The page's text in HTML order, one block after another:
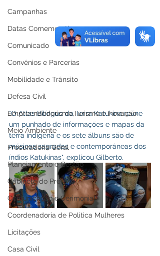
Campanhas
Datas Comemorativas
Comunicado
Convênios e Parcerias
Mobilidade e Trânsito
Defesa Civil
Empreendedorismo,Turismo e Inovação
Meio Ambiente
Procuradoria Geral
Planejamento e Gestão
Gabinete do Prefeito
Comunicação e Cerimonial
Coordenadoria de Politica Mulheres
Licitações
Casa Civil
"O Atlas Bilíngue da Terra Katukina reúne
um punhado de informações e mapas da
terra indígena e os sete álbuns são de
músicas sagradas e contemporâneas dos
índios Katukinas", explicou Gilberto.